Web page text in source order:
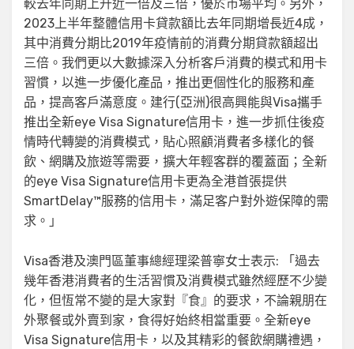
較去年同期上升近一倍及三倍，優於市場平均。另外，
2023上半年整體信用卡貸款額比去年同期增長近4成，
其中消費分期比2019年疫情前的消費分期貸款額超出
三倍。我們更以大數據深入分析客戶消費的模式和用卡
習慣，以進一步優化產品，推出更個性化的服務和產
品，提高客戶滿意度。建行(亞洲)很高興能與Visa攜手
推出全新eye Visa Signature信用卡，進一步抓住後疫
情時代轉變的消費模式，貼心照顧消費者多樣化的餐
飲、網購及旅遊等需要，擴大年輕客群的覆蓋面；全新
的eye Visa Signature信用卡更為全港首張提供
SmartDelay™服務的信用卡，滿足客户對外遊保障的需
求。」
Visa香港及澳門區董事總經理梁普寧女士表示: 「過去
幾年香港消費者的生活習慣及消費模式雖然經歷不少變
化，但恆常不變的是大家對『食』的要求，不論親朋在
外聚餐或外賣到家，食得好始終相當重要。全新eye
Visa Signature信用卡，以及其精彩的餐飲網購禮遇，